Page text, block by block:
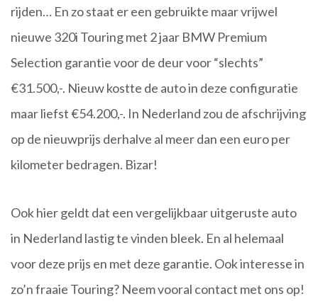
rijden… En zo staat er een gebruikte maar vrijwel
nieuwe 320i Touring met 2 jaar BMW Premium
Selection garantie voor de deur voor “slechts”
€31.500,-. Nieuw kostte de auto in deze configuratie
maar liefst €54.200,-. In Nederland zou de afschrijving
op de nieuwprijs derhalve al meer dan een euro per
kilometer bedragen. Bizar!
Ook hier geldt dat een vergelijkbaar uitgeruste auto
in Nederland lastig te vinden bleek. En al helemaal
voor deze prijs en met deze garantie. Ook interesse in
zo’n fraaie Touring? Neem vooral contact met ons op!